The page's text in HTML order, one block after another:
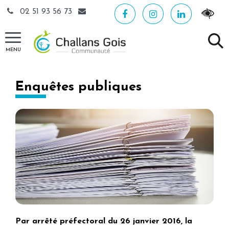
02 51 93 56 73
MENU
Enquêtes publiques
Par arrêté préfectoral du 26 janvier 2016, la